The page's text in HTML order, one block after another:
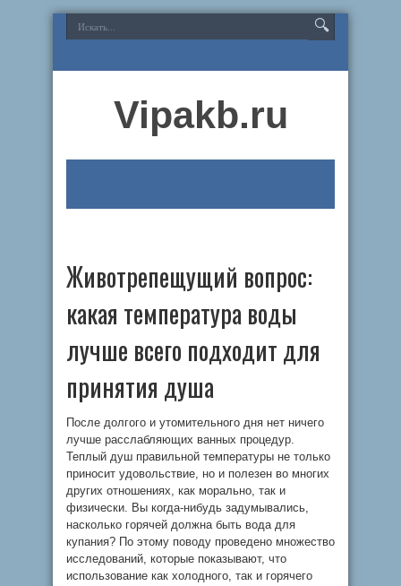
Vipakb.ru
Животрепещущий вопрос:
какая температура воды
лучше всего подходит для
принятия душа
После долгого и утомительного дня нет ничего
лучше расслабляющих ванных процедур.
Теплый душ правильной температуры не только
приносит удовольствие, но и полезен во многих
других отношениях, как морально, так и
физически. Вы когда-нибудь задумывались,
насколько горячей должна быть вода для
купания? По этому поводу проведено множество
исследований, которые показывают, что
использование как холодного, так и горячего